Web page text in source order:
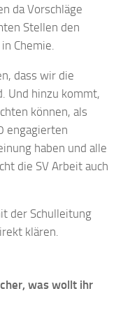
da Vorschläge
Stellen den
Chemie.
dass wir die
Und hinzu kommt,
können, als
engagierten
haben und alle
die SV Arbeit auch
der Schulleitung
klären.
was wollt ihr